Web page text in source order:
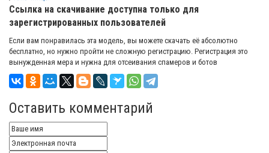
Ссылка на скачивание доступна только для
зарегистрированных пользователей
Если вам понравилась эта модель, вы можете скачать её абсолютно
бесплатно, но нужно пройти не сложную регистрацию. Регистрация это
вынужденная мера и нужна для отсеивания спамеров и ботов
Оставить комментарий